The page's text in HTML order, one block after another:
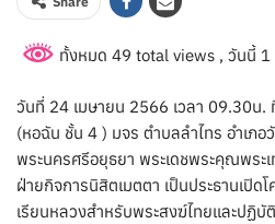
ทั้งหมด 49 total views , วันนี้
วันที่ 24 เมษายน 2566 เวลา 09.30น.
(หอฉัน ชั้น 4 ) มจร ตำบลลำไทร อำเภอ
พระนครศรีอยุธยา พระเดชพระคุณพระ
ฝ่ายกิจการนิสิตเมตตา เป็นประธานเปิด
เรียนหลวงสำหรับพระสงฆ์ไทยและปฏิบั